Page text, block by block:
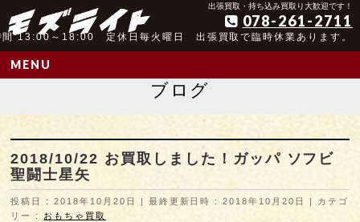
アンティーク玩具取扱歴25年以上の実績 出張買取・持ち込み買取り大歓迎です！
078-261-2711
間 13:00～18:00 定休日毎火曜日 出張買取で臨時休業あります。
MENU
ブログ
2018/10/22 お買取しました！ガッパ ソフビ
聖闘士星矢
投稿日 : 2018年10月20日 最終更新日時 : 2018年10月20日
カテゴ
リー : おもちゃ買取